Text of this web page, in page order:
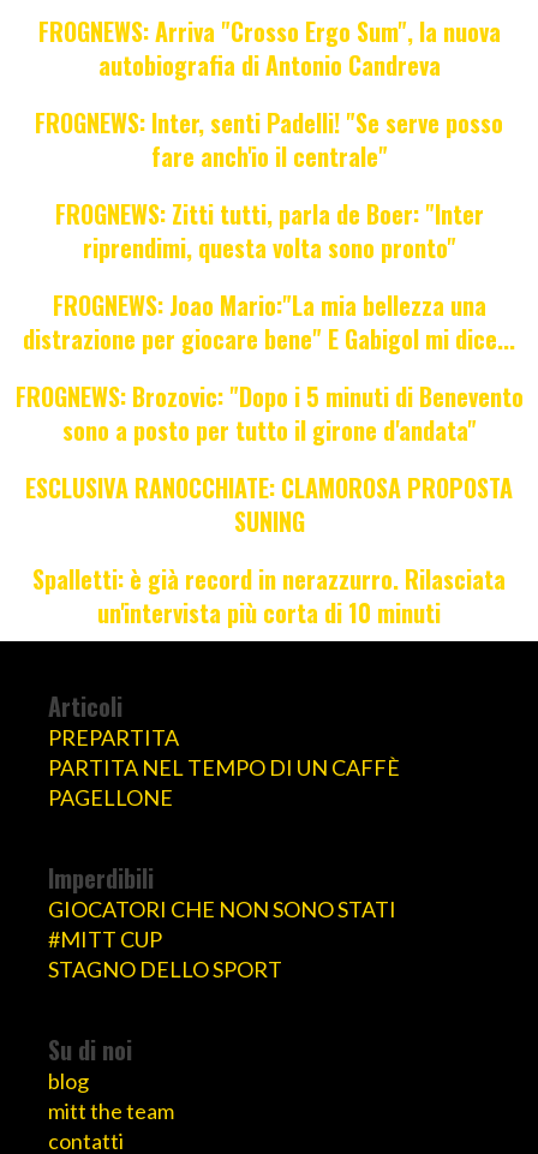
FROGNEWS: Arriva "Crosso Ergo Sum", la nuova
autobiografia di Antonio Candreva
FROGNEWS: Inter, senti Padelli! "Se serve posso
fare anch'io il centrale"
FROGNEWS: Zitti tutti, parla de Boer: "Inter
riprendimi, questa volta sono pronto"
FROGNEWS: Joao Mario:"La mia bellezza una
distrazione per giocare bene" E Gabigol mi dice...
FROGNEWS: Brozovic: "Dopo i 5 minuti di Benevento
sono a posto per tutto il girone d'andata"
ESCLUSIVA RANOCCHIATE: CLAMOROSA PROPOSTA
SUNING
Spalletti: è già record in nerazzurro. Rilasciata
un'intervista più corta di 10 minuti
Articoli
PREPARTITA
PARTITA NEL TEMPO DI UN CAFFÈ
PAGELLONE
Imperdibili
GIOCATORI CHE NON SONO STATI
#MITT CUP
STAGNO DELLO SPORT
Su di noi
blog
mitt the team
contatti